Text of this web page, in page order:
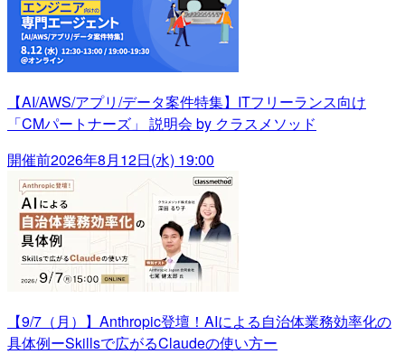
【AI/AWS/アプリ/データ案件特集】ITフリーランス向け
「CMパートナーズ」 説明会 by クラスメソッド
開催前2026年8月12日(水) 19:00
【9/7（月）】Anthropic登壇！AIによる自治体業務効率化の
具体例ーSkillsで広がるClaudeの使い方ー